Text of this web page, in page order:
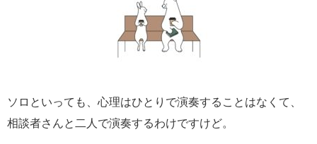
ソロといっても、心理はひとりで演奏することはなくて、
相談者さんと二人で演奏するわけですけど。